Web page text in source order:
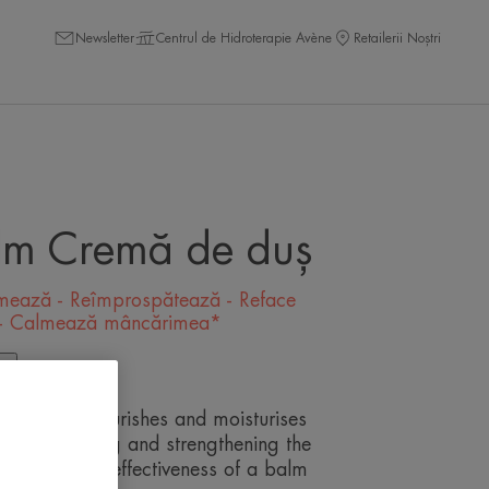
Newsletter Centrul de Hidroterapie Avène Retailerii Noștri
Cremă de duș
- Reîmprospătează - Reface
Calmează mâncărimea*
Milky Gel nourishes and moisturises
restoring and strengthening the
It offers the effectiveness of a balm